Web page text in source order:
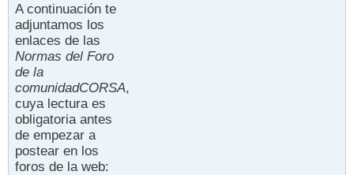
A continuación te
adjuntamos los
enlaces de las
Normas del Foro
de la
comunidadCORSA,
cuya lectura es
obligatoria antes
de empezar a
postear en los
foros de la web: